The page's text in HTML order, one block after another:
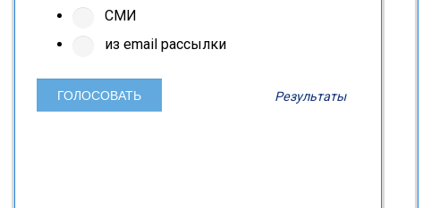
СМИ
из email рассылки
Результаты